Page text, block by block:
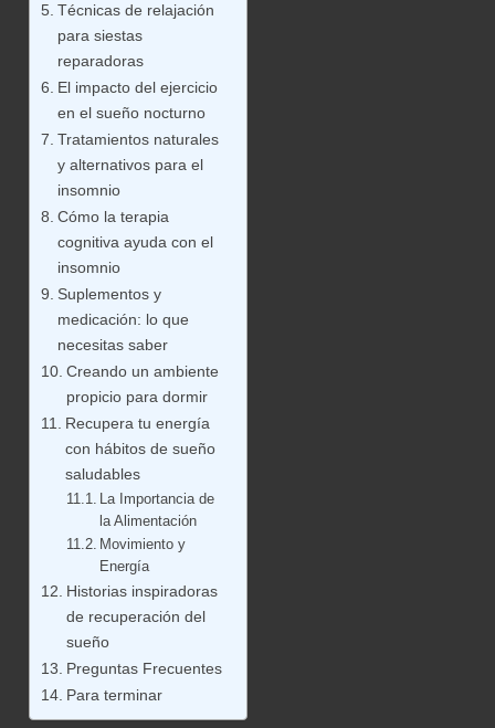
Técnicas de relajación
para siestas
reparadoras
El impacto del ejercicio
en el sueño nocturno
Tratamientos naturales
y alternativos para el
insomnio
Cómo la terapia
cognitiva ayuda con el
insomnio
Suplementos y
medicación: lo que
necesitas saber
Creando un ambiente
propicio para dormir
Recupera tu energía
con hábitos de sueño
saludables
La Importancia de
la Alimentación
Movimiento y
Energía
Historias inspiradoras
de recuperación del
sueño
Preguntas Frecuentes
Para terminar